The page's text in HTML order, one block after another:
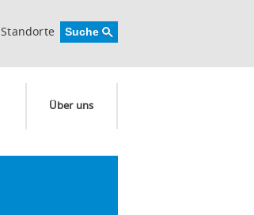
Standorte
Über uns